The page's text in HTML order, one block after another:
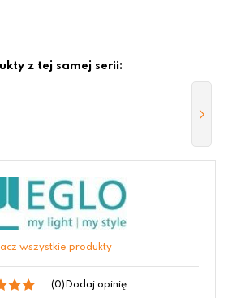
z tej samej serii:
wszystkie produkty
(0) Dodaj opinię